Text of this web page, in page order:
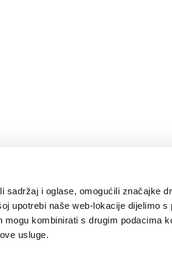
sadržaj i oglase, omogućili značajke
upotrebi naše web-lokacije dijelimo s
kombinirati s drugim podacima
usluge.